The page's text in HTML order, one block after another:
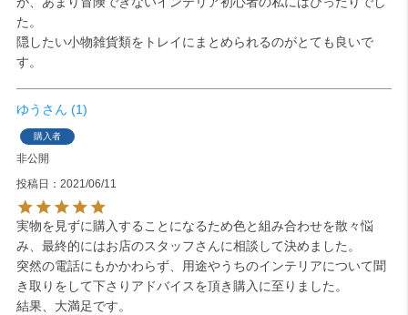
た。
隠したい小物雑貨類をトレイにまとめられるのがとても良いで
す。
ゆう 1
購入者
非公開
投稿日
2021/06/11
実物を見ずに購入することになるため色と組み合わせを散々悩
み、最終的にはお店のスタッフさんに相談して決めました。
突然の電話にもかかわらず、用途やうちのインテリアについて聞
き取りをして下さりアドバイスを頂き購入に至りました。
結果、大満足です。